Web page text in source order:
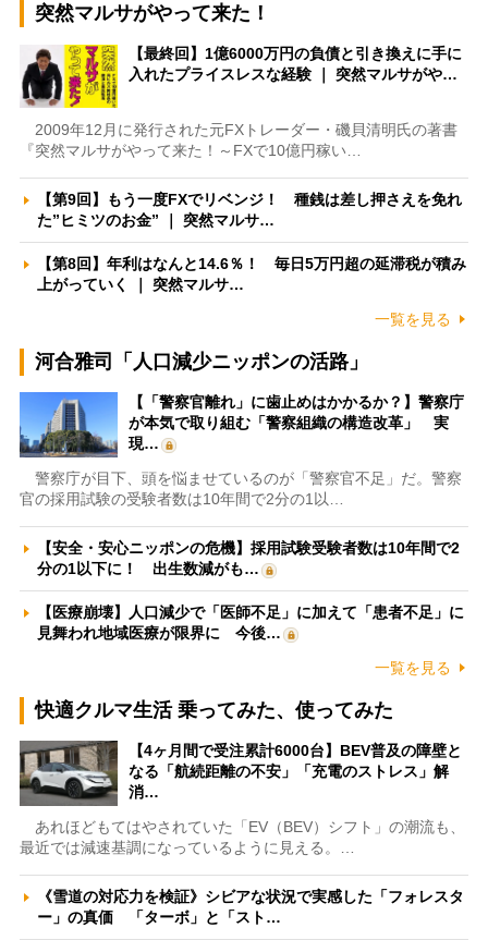
突然マルサがやって来た！
【最終回】1億6000万円の負債と引き換えに手に
入れたプライスレスな経験 ｜ 突然マルサがや…
2009年12月に発行された元FXトレーダー・磯貝清明氏の著書
『突然マルサがやって来た！～FXで10億円稼い…
【第9回】もう一度FXでリベンジ！ 種銭は差し押さえを免れ
た”ヒミツのお金” ｜ 突然マルサ…
【第8回】年利はなんと14.6％！ 毎日5万円超の延滞税が積み
上がっていく ｜ 突然マルサ…
一覧を見る
河合雅司「人口減少ニッポンの活路」
【「警察官離れ」に歯止めはかかるか？】警察庁
が本気で取り組む「警察組織の構造改革」 実
現…
警察庁が目下、頭を悩ませているのが「警察官不足」だ。警察
官の採用試験の受験者数は10年間で2分の1以…
【安全・安心ニッポンの危機】採用試験受験者数は10年間で2
分の1以下に！ 出生数減がも…
【医療崩壊】人口減少で「医師不足」に加えて「患者不足」に
見舞われ地域医療が限界に 今後…
一覧を見る
快適クルマ生活 乗ってみた、使ってみた
【4ヶ月間で受注累計6000台】BEV普及の障壁と
なる「航続距離の不安」「充電のストレス」解
消…
あれほどもてはやされていた「EV（BEV）シフト」の潮流も、
最近では減速基調になっているように見える。…
《雪道の対応力を検証》シビアな状況で実感した「フォレスタ
ー」の真価 「ターボ」と「スト…